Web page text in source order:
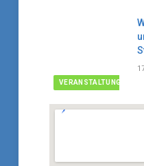
VERANSTALTUNG